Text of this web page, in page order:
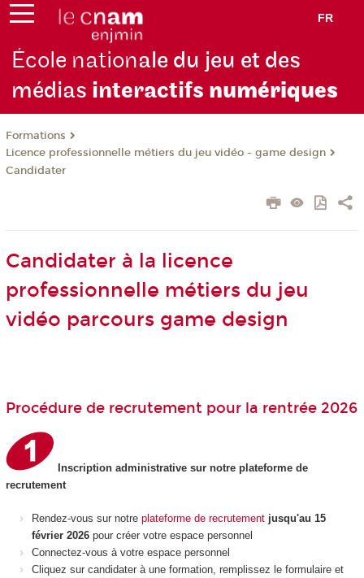
FR
École nationale du jeu et des
médias interactifs numériques
Formations
Licence professionnelle métiers du jeu vidéo - game design
Candidater
Candidater à la licence
professionnelle métiers du jeu
vidéo parcours game design
Procédure de recrutement pour la rentrée 2026
Inscription administrative sur notre plateforme de
recrutement
Rendez-vous sur notre plateforme de recrutement jusqu'au 15
février 2026 pour créer votre espace personnel
Connectez-vous à votre espace personnel
Cliquez sur candidater à une formation, remplissez le formulaire et